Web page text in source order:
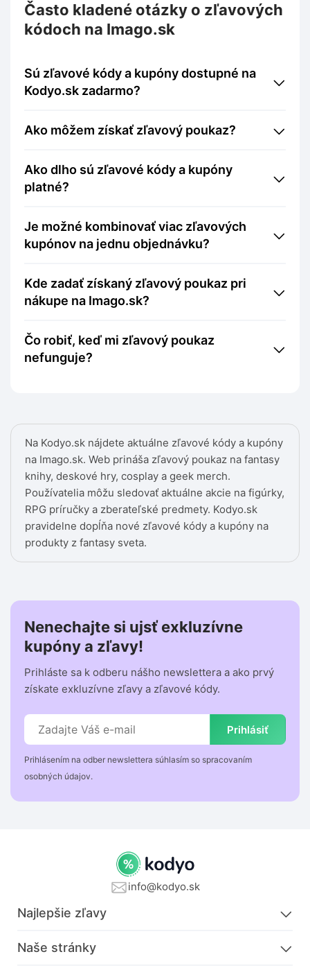
Na Kodyo.sk nájdete aktuálne zľavové kódy a kupóny
na Imago.sk. Web prináša zľavový poukaz na fantasy
knihy, deskové hry, cosplay a geek merch.
Používatelia môžu sledovať aktuálne akcie na figúrky,
RPG príručky a zberateľské predmety. Kodyo.sk
pravidelne dopĺňa nové zľavové kódy a kupóny na
produkty z fantasy sveta.
Často kladené otázky o zľavových
kódoch na Imago.sk
Sú zľavové kódy a kupóny dostupné na
Kodyo.sk zadarmo?
Ako môžem získať zľavový poukaz?
Ako dlho sú zľavové kódy a kupóny
platné?
Je možné kombinovať viac zľavových
kupónov na jednu objednávku?
Kde zadať získaný zľavový poukaz pri
nákupe na Imago.sk?
Čo robiť, keď mi zľavový poukaz
nefunguje?
Nenechajte si ujsť exkluzívne
kupóny a zľavy!
Prihláste sa k odberu nášho newslettera a ako prvý
získate exkluzívne zľavy a zľavové kódy.
Prihlásiť
Prihlásením na odber newslettera súhlasím so spracovaním
osobných údajov.
info@kodyo.sk
Najlepšie zľavy
Naše stránky